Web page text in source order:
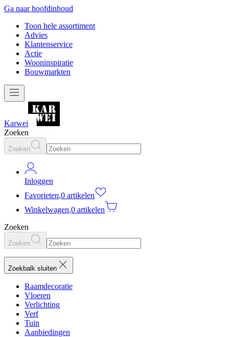
Ga naar hoofdinhoud
Toon hele assortiment
Advies
Klantenservice
Actie
Wooninspiratie
Bouwmarkten
Karwei
Zoeken
Zoeken
Inloggen
Favorieten,0 artikelen
Winkelwagen,0 artikelen
Zoeken
Zoeken
Zoekbalk sluiten
Raamdecoratie
Vloeren
Verlichting
Verf
Tuin
Aanbiedingen